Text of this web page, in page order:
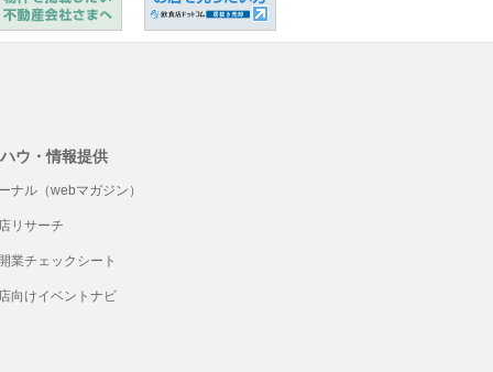
ウ・情報提供
ナル（webマガジン）
リサーチ
業チェックシート
向けイベントナビ